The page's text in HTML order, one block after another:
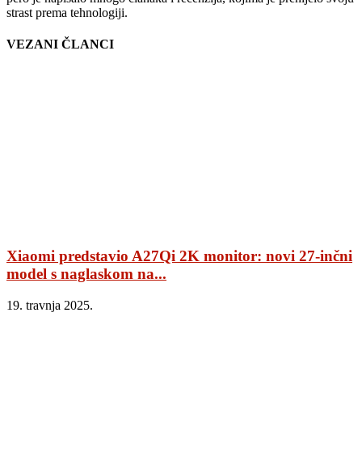
strast prema tehnologiji.
VEZANI ČLANCI
Xiaomi predstavio A27Qi 2K monitor: novi 27-inčni
model s naglaskom na...
19. travnja 2025.